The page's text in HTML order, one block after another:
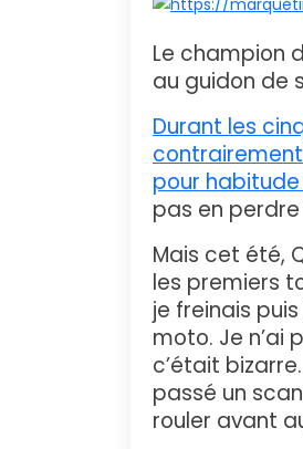
Le champion
au guidon de
Durant les
pour habitude
pas en
Mais cet été,
les premiers
je freinais
moto. Je n’ai
c’était
passé un
rouler avant